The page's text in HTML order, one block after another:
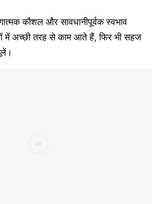
कौशल और सावधानीपूर्वक स्वभाव
में अच्छी तरह से काम आते हैं, फिर भी सहज